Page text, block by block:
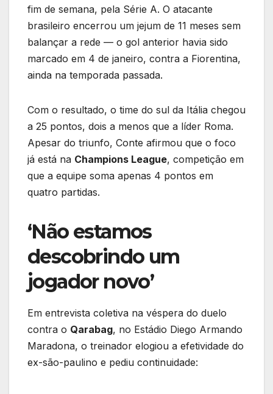
fim de semana, pela Série A. O atacante
brasileiro encerrou um jejum de 11 meses sem
balançar a rede — o gol anterior havia sido
marcado em 4 de janeiro, contra a Fiorentina,
ainda na temporada passada.
Com o resultado, o time do sul da Itália chegou
a 25 pontos, dois a menos que a líder Roma.
Apesar do triunfo, Conte afirmou que o foco
já está na Champions League, competição em
que a equipe soma apenas 4 pontos em
quatro partidas.
‘Não estamos
descobrindo um
jogador novo’
Em entrevista coletiva na véspera do duelo
contra o Qarabag, no Estádio Diego Armando
Maradona, o treinador elogiou a efetividade do
ex-são-paulino e pediu continuidade: